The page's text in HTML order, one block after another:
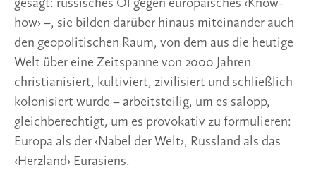
gesagt: russisches Öl gegen europäisches ‹Know-
how› –, sie bilden darüber hinaus miteinander auch
den geopolitischen Raum, von dem aus die heutige
Welt über eine Zeitspanne von 2000 Jahren
christianisiert, kultiviert, zivilisiert und schließlich
kolonisiert wurde – arbeitsteilig, um es salopp,
gleichberechtigt, um es provokativ zu formulieren:
Europa als der ‹Nabel der Welt›, Russland als das
‹Herzland› Eurasiens.